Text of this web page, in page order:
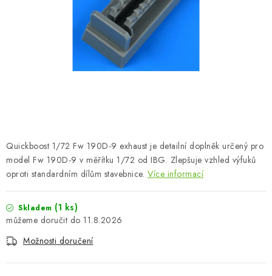
BARVY A POMŮCKY
PRODÁVANÉ ZNAČKY
O nás Moje objednávka Kontakty
Doprava a platba
Obchodní podmínky
Podmínky ochrany osobních údajů
Reklamační řád
Velkoobchod (B2B)
Quickboost 1/72 Fw 190D-9 exhaust je detailní doplněk určený pro
model Fw 190D-9 v měřítku 1/72 od IBG. Zlepšuje vzhled výfuků
oproti standardním dílům stavebnice. Více informací
Skladem (1 ks)
11.8.2026
Možnosti doručení